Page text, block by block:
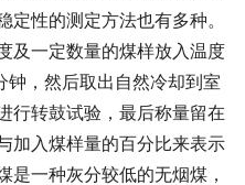
定性的测定方法也有多种。
及一定数量的煤样放入温度
，然后取出自然冷却到室
行转鼓试验，最后称量留在
加入煤样量的百分比来表示
是一种灰分较低的无烟煤，